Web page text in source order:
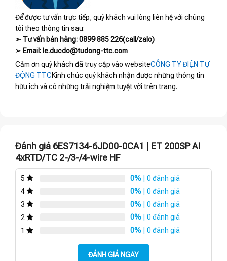
Để được tư vấn trực tiếp, quý khách vui lòng liên hệ với chúng
tôi theo thông tin sau:
➢ Tư vấn bán hàng: 0899 885 226(call/zalo)
➢ Email: le.ducdo@tudong-ttc.com
Cảm ơn quý khách đã truy cập vào websiteCÔNG TY ĐIỆN TỰ
ĐỘNG TTCKính chúc quý khách nhận được những thông tin
hữu ích và có những trải nghiệm tuyệt vời trên trang.
Đánh giá 6ES7134-6JD00-0CA1 | ET 200SP AI
4xRTD/TC 2-/3-/4-wire HF
5 0% | 0 đánh giá
4
0% | 0 đánh giá
3
0% | 0 đánh giá
2
0% | 0 đánh giá
1
0% | 0 đánh giá
ĐÁNH GIÁ NGAY